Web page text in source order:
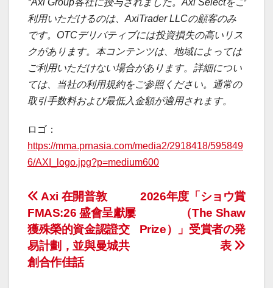
利用いただけるのは、AxiTrader LLCの顧客のみ
です。OTCデリバティブには投資損失の高いリス
クがあります。本コンテンツは、地域によっては
ご利用いただけない場合があります。詳細につい
ては、当社の利用規約をご参照ください。通常の
取引手数料および最低入金額が適用されます。
ロゴ：
https://mma.prnasia.com/media2/2918418/595849
6/AXI_logo.jpg?p=medium600
投
稿
ナ
ビ
2026年度「ショウ賞
（The Shaw
Prize）」受賞者の発
表
Axi 在開普敦
FMAS:26 盛會呈獻屢
獲殊榮的資金認證交
易計劃，並與曼城共
創合作佳話